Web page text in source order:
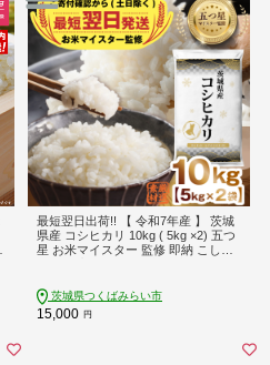
最短翌日出荷!! 【 令和7年産 】 茨城
県産 コシヒカリ 10kg ( 5kg ×2) 五つ
星 お米マイスター 監修 即納 こしひ
納税 返礼品 [DW03-NT]
茨城県つくばみらい市
15,000 円